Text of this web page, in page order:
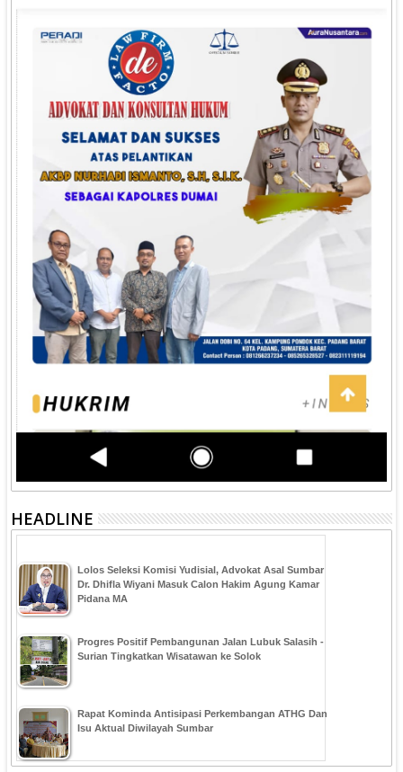
HEADLINE
‎Lolos Seleksi Komisi Yudisial, Advokat Asal Sumbar
Dr. Dhifla Wiyani Masuk Calon Hakim Agung Kamar
Pidana MA
Progres Positif Pembangunan Jalan Lubuk Salasih -
Surian Tingkatkan Wisatawan ke Solok
Rapat Kominda Antisipasi Perkembangan ATHG Dan
Isu Aktual Diwilayah Sumbar